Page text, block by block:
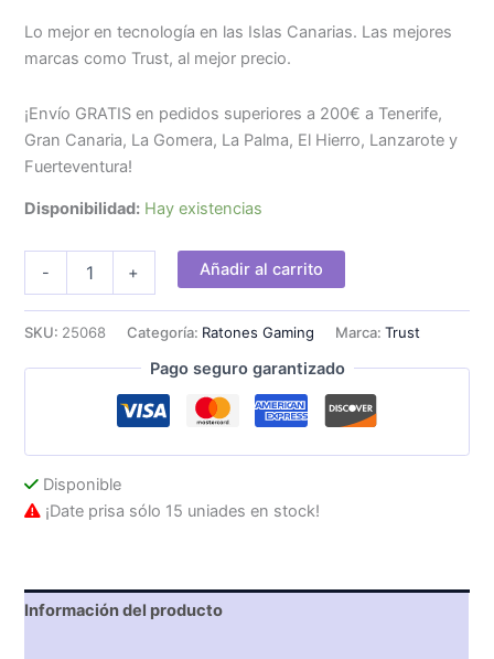
Lo mejor en tecnología en las Islas Canarias. Las mejores
marcas como Trust, al mejor precio.
¡Envío GRATIS en pedidos superiores a 200€ a Tenerife,
Gran Canaria, La Gomera, La Palma, El Hierro, Lanzarote y
Fuerteventura!
Disponibilidad: Hay existencias
-
GXT
Felox
+ Añadir al carrito
SKU: 25068 Categoría: Ratones Gaming Marca:Trust
Pago seguro garantizado
Disponible
¡Date prisa sólo 15 uniades en stock!
Información del producto